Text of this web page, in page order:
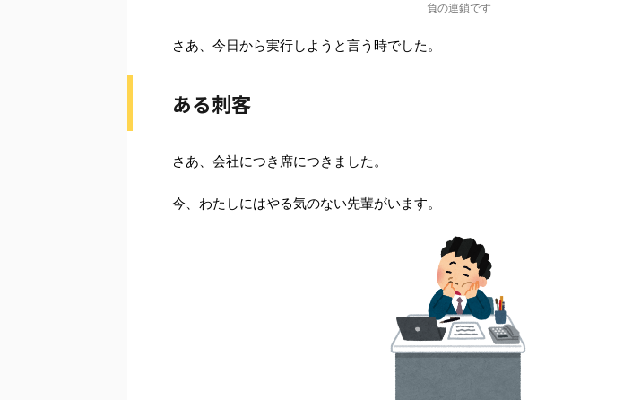
負の連鎖です
さあ、今日から実行しようと言う時でした。
ある刺客
さあ、会社につき席につきました。
今、わたしにはやる気のない先輩がいます。